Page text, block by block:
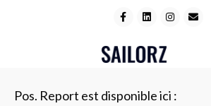
Pos. Report est disponible ici :